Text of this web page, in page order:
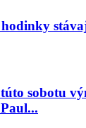
sobotu